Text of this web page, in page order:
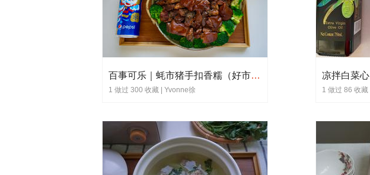
百事可乐｜蚝市猪手扣香糯（好市就手）
1 做过 300 收藏 | Yvonne徐
凉拌白菜心
1 做过 86 收藏 |